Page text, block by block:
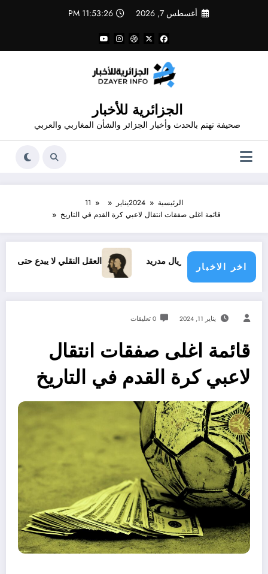
أغسطس 7, 2026 11:53:27 PM
الجزائرية للأخبار
صحيفة تهتم بالحدث وأخبار الجزائر والشأن المغاربي والعربي
الرئيسية 2024يناير
11
قائمة اغلى صفقات انتقال لاعبي كرة القدم في التاريخ
اخر الاخبار
مع ريال مدريد العقل النقلي لا يبدع حتى في تجارب
يناير 11, 2024 0 تعليقات
قائمة اغلى صفقات انتقال
لاعبي كرة القدم في التاريخ